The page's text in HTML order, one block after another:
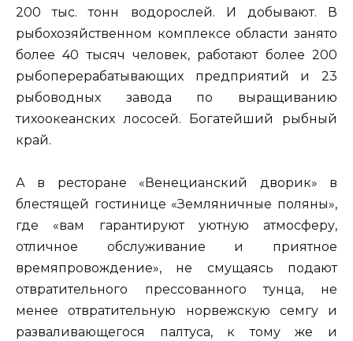
200 тыс. тонн водорослей. И добывают. В
рыбохозяйственном комплексе области занято
более 40 тысяч человек, работают более 200
рыбоперерабатывающих предприятий и 23
рыбоводных завода по выращиванию
тихоокеанских лососей. Богатейший рыбный
край.
А в ресторане «Венецианский дворик» в
блестящей гостинице «Земляничные поляны»,
где «вам гарантируют уютную атмосферу,
отличное обслуживание и приятное
времяпровождение», не смущаясь подают
отвратительного прессованного тунца, не
менее отвратительную норвежскую семгу и
разваливающегося палтуса, к тому же и